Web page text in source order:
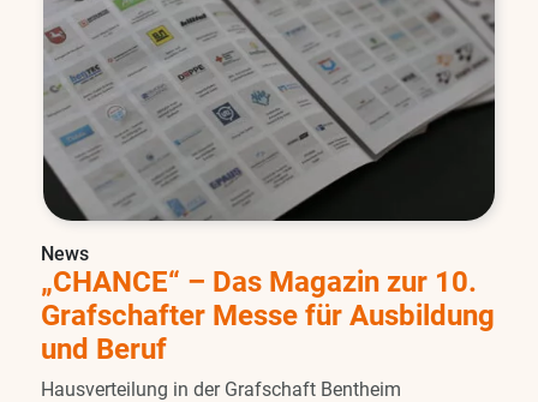
News
„CHANCE“ – Das Magazin zur 10.
Grafschafter Messe für Ausbildung
und Beruf
Hausverteilung in der Grafschaft Bentheim